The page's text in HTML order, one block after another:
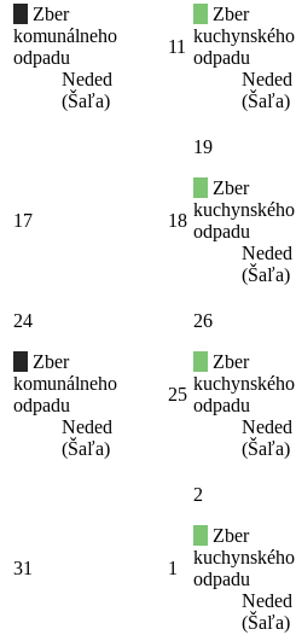
Zber
komunálneho
odpadu
Neded
(Šaľa)
11
Zber
kuchynského
odpadu
Neded
(Šaľa)
17 18
19
Zber
kuchynského
odpadu
Neded
(Šaľa)
24
Zber
komunálneho
odpadu
Neded
(Šaľa)
25
26
Zber
kuchynského
odpadu
Neded
(Šaľa)
31 1
2
Zber
kuchynského
odpadu
Neded
(Šaľa)